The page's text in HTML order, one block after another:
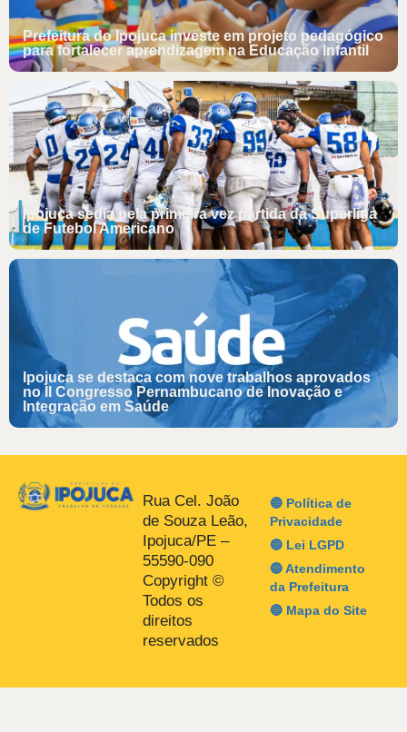
Prefeitura do Ipojuca investe em projeto pedagógico
para fortalecer aprendizagem na Educação Infantil
Ipojuca sedia pela primeira vez partida da Superliga
de Futebol Americano
Ipojuca se destaca com nove trabalhos aprovados
no II Congresso Pernambucano de Inovação e
Integração em Saúde
Rua Cel. João
de Souza Leão,
Ipojuca/PE –
55590-090
Copyright ©
Todos os
direitos
reservados
🔵 Política de
Privacidade
🔵 Lei LGPD
🔵 Atendimento
da Prefeitura
🔵 Mapa do Site